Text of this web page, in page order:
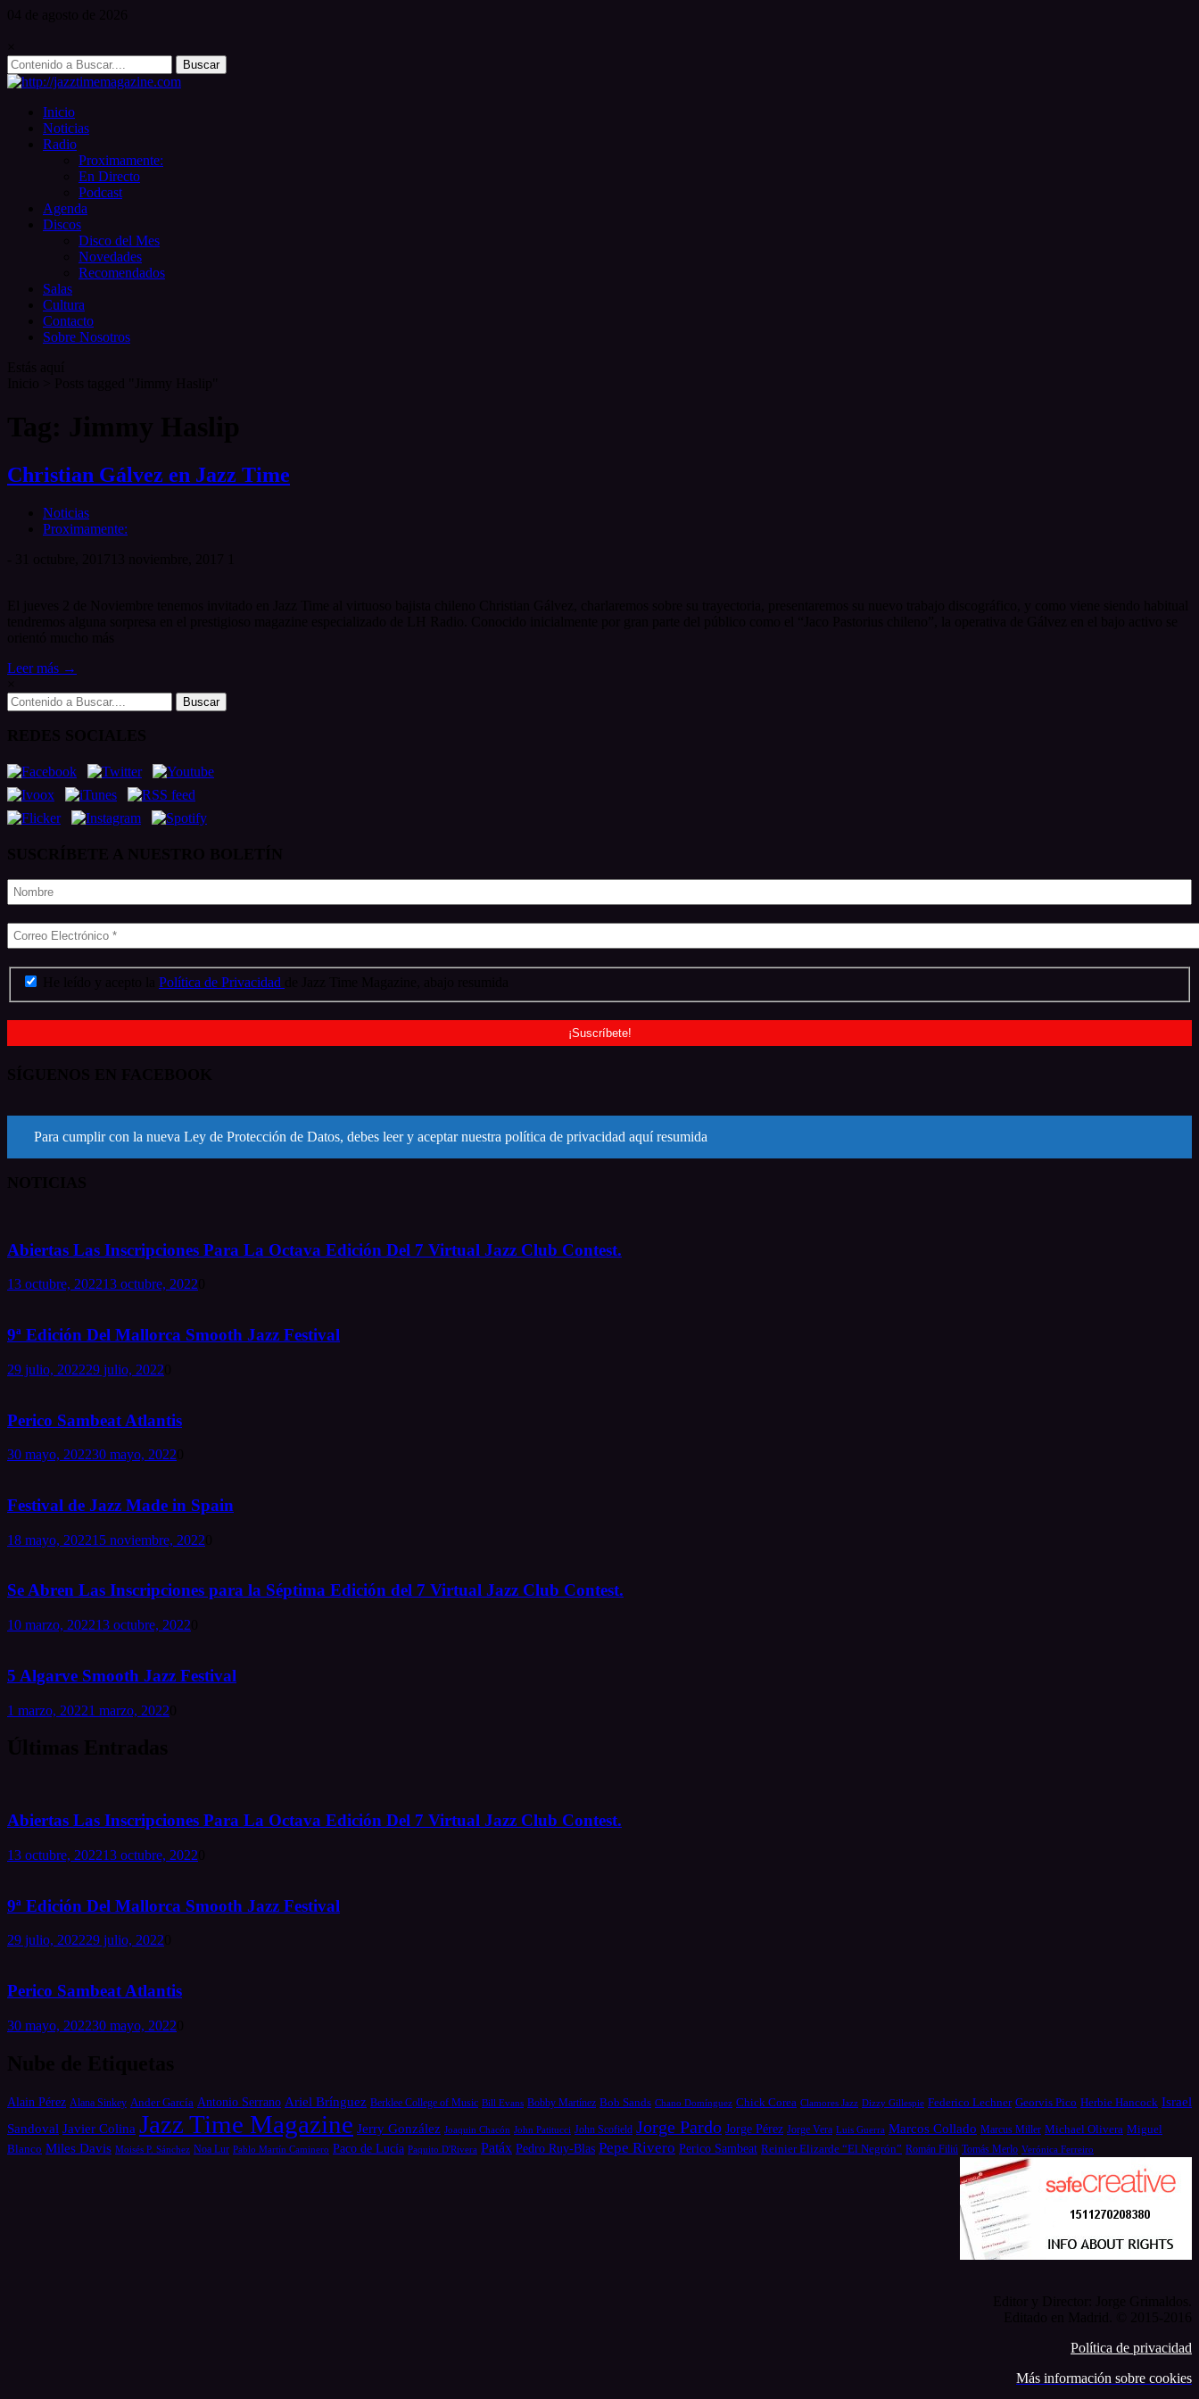
Search
for:
Inicio
Noticias
Radio
Proximamente:
En Directo
Podcast
Agenda
Discos
Disco del Mes
Novedades
Recomendados
Salas
Cultura
Contacto
Sobre Nosotros
Christian Gálvez en Jazz Time
Noticias
Proximamente:
Leer más →
Search
for:
Política de Privacidad
Para cumplir con la nueva Ley de Protección de Datos, debes leer y aceptar nuestra política de privacidad aquí resumida
Abiertas Las Inscripciones Para La Octava Edición Del 7 Virtual Jazz Club Contest.
13 octubre, 202213 octubre, 2022
9ª Edición Del Mallorca Smooth Jazz Festival
29 julio, 202229 julio, 2022
Perico Sambeat Atlantis
30 mayo, 202230 mayo, 2022
Festival de Jazz Made in Spain
18 mayo, 202215 noviembre, 2022
Se Abren Las Inscripciones para la Séptima Edición del 7 Virtual Jazz Club Contest.
10 marzo, 202213 octubre, 2022
5 Algarve Smooth Jazz Festival
1 marzo, 20221 marzo, 2022
Abiertas Las Inscripciones Para La Octava Edición Del 7 Virtual Jazz Club Contest.
13 octubre, 202213 octubre, 2022
9ª Edición Del Mallorca Smooth Jazz Festival
29 julio, 202229 julio, 2022
Perico Sambeat Atlantis
30 mayo, 202230 mayo, 2022
Alain Pérez Alana Sinkey Ander García Antonio Serrano Ariel Brínguez Berklee College of Music Bill Evans Bobby Martínez Bob Sands Chano Domínguez Chick Corea Clamores Jazz Dizzy Gillespie Federico Lechner Georvis Pico Herbie Hancock Israel
Sandoval Javier Colina Jazz Time Magazine Jerry González Joaquin Chacón John Patitucci John Scofield Jorge Pardo Jorge Pérez Jorge Vera Luis Guerra Marcos Collado Marcus Miller Michael Olivera Miguel
Blanco Miles Davis Moisés P. Sánchez Noa Lur Pablo Martín Caminero Paco de Lucía Paquito D'Rivera Patáx Pedro Ruy-Blas Pepe Rivero Perico Sambeat Reinier Elizarde “El Negrón” Román Filiú Tomás Merlo Verónica Ferreiro
Política de privacidad
Más información sobre cookies